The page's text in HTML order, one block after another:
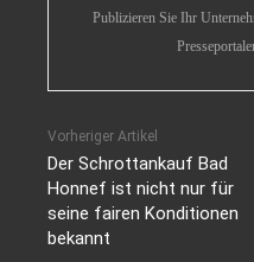
Publizieren Sie Ihr
Vorheriger Artikel
Der Schrottankauf Bad
Honnef ist nicht nur für
seine fairen Konditionen
bekannt